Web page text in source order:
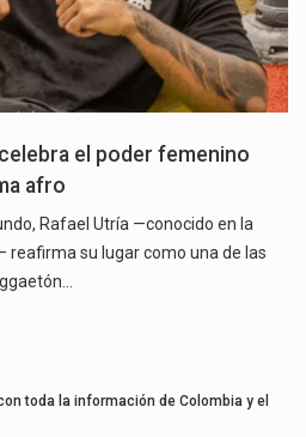
el poder femenino
afro
Rafael Utría —conocido en la
su lugar como una de las
toda la información de Colombia y el